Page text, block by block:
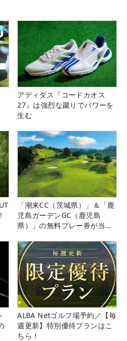
アディダス『コードカオス
27』は強烈な蹴りでパワーを
生む
「潮来CC（茨城県）」＆「鹿
児島ガーデンGC（鹿児島
県）」の無料プレー券が当た
ALBA Netゴルフ場予約／【毎
週更新】特別優待プランはこ
ちら！